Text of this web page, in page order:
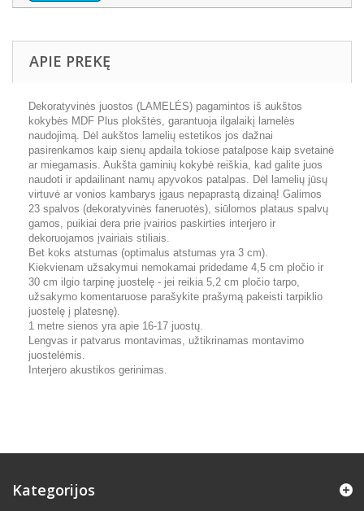
APIE PREKĘ
Dekoratyvinės juostos (LAMELĖS) pagamintos iš aukštos
kokybės MDF Plus plokštės, garantuoja ilgalaikį lamelės
naudojimą. Dėl aukštos lamelių estetikos jos dažnai
pasirenkamos kaip sienų apdaila tokiose patalpose kaip svetainė
ar miegamasis. Aukšta gaminių kokybė reiškia, kad galite juos
naudoti ir apdailinant namų apyvokos patalpas. Dėl lamelių jūsų
virtuvė ar vonios kambarys įgaus nepaprastą dizainą! Galimos
23 spalvos (dekoratyvinės faneruotės), siūlomos plataus spalvų
gamos, puikiai dera prie įvairios paskirties interjero ir
dekoruojamos įvairiais stiliais.
Bet koks atstumas (optimalus atstumas yra 3 cm).
Kiekvienam užsakymui nemokamai pridedame 4,5 cm pločio ir
30 cm ilgio tarpinę juostelę - jei reikia 5,2 cm pločio tarpo,
užsakymo komentaruose parašykite prašymą pakeisti tarpiklio
juostelę į platesnę).
1 metre sienos yra apie 16-17 juostų.
Lengvas ir patvarus montavimas, užtikrinamas montavimo
juostelėmis.
Interjero akustikos gerinimas.
Kategorijos